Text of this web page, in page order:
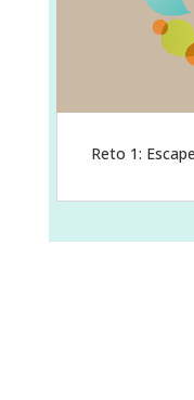
Reto 1: